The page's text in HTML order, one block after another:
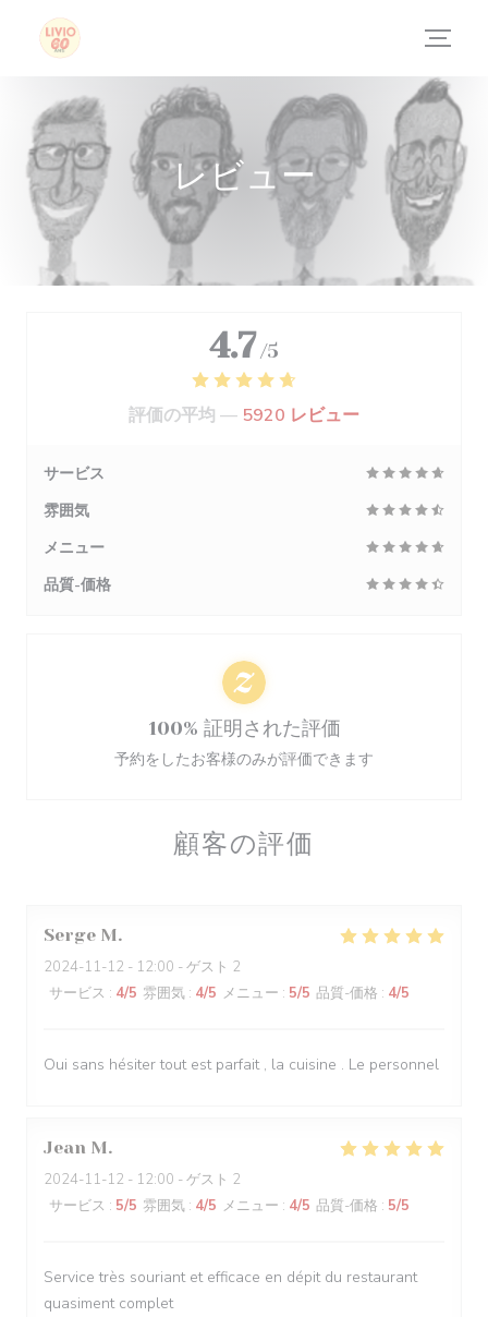
クッキー利用の管理について
レビュー
顧客の評価
Serge M
2024-11-12 - 12:00 - ゲスト 2
サービス : 4/5 雰囲気 : 4/5 メニュー : 5/5 品質-価格 : 4/5
Oui sans hésiter tout est parfait , la cuisine . Le personnel
Jean M
2024-11-12 - 12:00 - ゲスト 2
サービス : 5/5 雰囲気 : 4/5 メニュー : 4/5 品質-価格 : 5/5
Service très souriant et efficace en dépit du restaurant
quasiment complet
4.7 /5
評価の平均 — 5920 レビュー
サービス
雰囲気
メニュー
品質-価格
100% 証明された評価
予約をしたお客様のみが評価できます